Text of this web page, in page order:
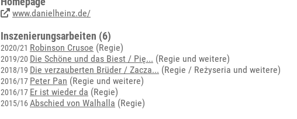
www.danielheinz.de/
Inszenierungsarbeiten (6)
2020/21 Robinson Crusoe (Regie)
2019/20 Die Schöne und das Biest / Pię... (Regie und weitere)
2018/19 Die verzauberten Brüder / Zacza... (Regie / Reżyseria und weitere)
2016/17 Peter Pan (Regie und weitere)
2016/17 Er ist wieder da (Regie)
2015/16Abschied von Walhalla (Regie)